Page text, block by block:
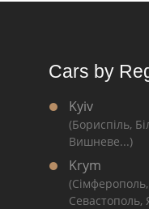
Cars by
Kyiv
(Бориспіль,
Вишневе...)
Krym
Севастополь,